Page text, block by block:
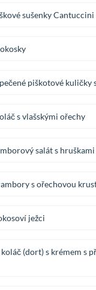
sušenky Cantuccini
piškotové kuličky
s vlašskými ořechy
salát s hruškami
s ořechovou
ježci
(dort) s krémem s